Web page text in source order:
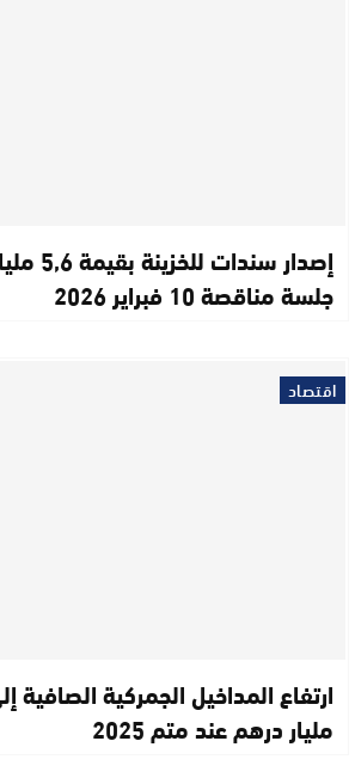
إصدار
جلسة مناقصة 10 فبراير 2026
اقتصاد
مليار درهم عند متم 2025